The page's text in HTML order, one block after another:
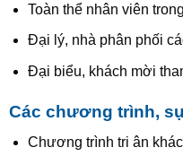
Toàn thể nhân viên
Đại lý, nhà phân phối
Đại biểu, khách mời
Các chương trình,
Chương trình tri ân